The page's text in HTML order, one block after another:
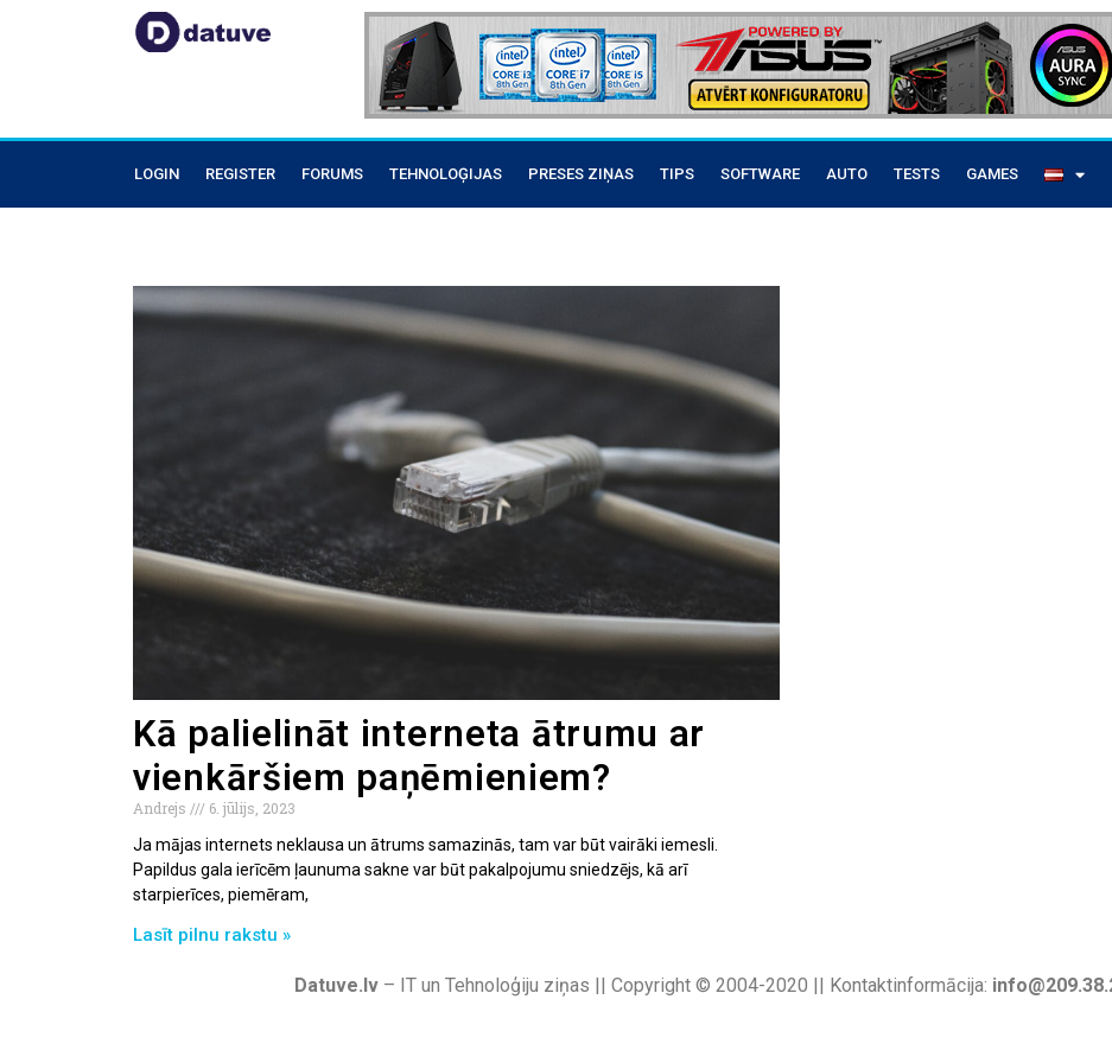
LOGIN REGISTER FORUMS TEHNOLOĢIJAS PRESES ZIŅAS TIPS SOFTWARE AUTO TESTS GAMES
Kā palielināt interneta ātrumu ar
vienkāršiem paņēmieniem?
Andrejs
6. jūlijs, 2023
Ja mājas internets neklausa un ātrums samazinās, tam var būt vairāki iemesli.
Papildus gala ierīcēm ļaunuma sakne var būt pakalpojumu sniedzējs, kā arī
starpierīces, piemēram,
Lasīt pilnu rakstu »
Datuve.lv – IT un Tehnoloģiju ziņas || Copyright © 2004-2020 || Kontaktinformācija: